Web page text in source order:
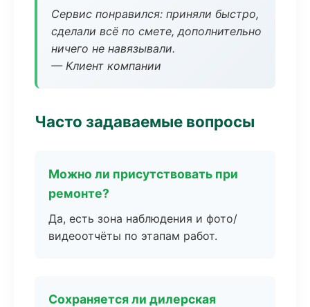
Сервис понравился: приняли быстро,
сделали всё по смете, дополнительно
ничего не навязывали.
— Клиент компании
Часто задаваемые вопросы
Можно ли присутствовать при
ремонте?
Да, есть зона наблюдения и фото/
видеоотчёты по этапам работ.
Сохраняется ли дилерская